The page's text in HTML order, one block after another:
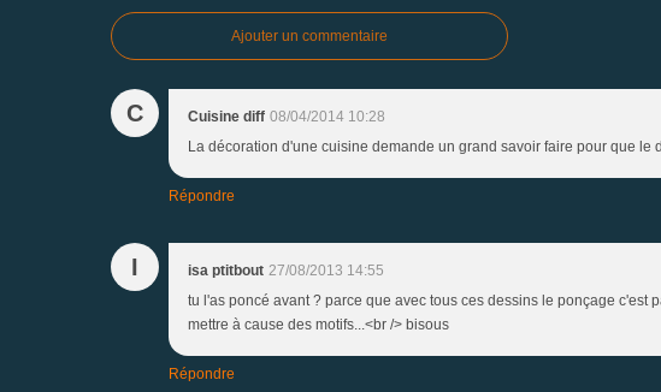
Ajouter un commentaire
C Cuisine diff 08/04/2014 10:28
La décoration d'une cuisine demande un grand savoir faire pour que le
Répondre
I isa ptitbout 27/08/2013 14:55
tu l'as poncé avant ? parce que avec tous ces dessins le ponçage c'est
mettre à cause des motifs...<br /> bisous
Répondre